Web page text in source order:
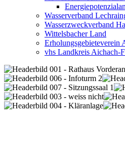
Wasserverband
Wasserzweckverband
Wittelsbacher Land
Erholungsgebieteverein
vhs Landkreis Aichach-